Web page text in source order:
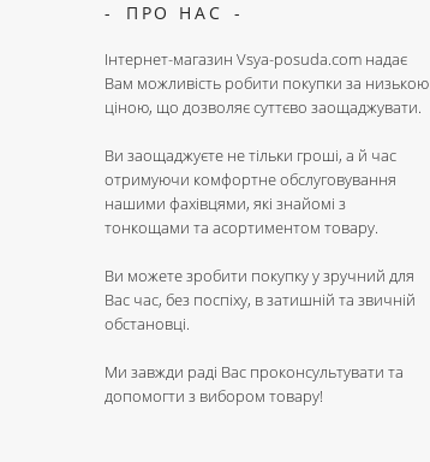
ПРО НАС
Інтернет-магазин Vsya-posuda.com надає
Вам можливість робити покупки за низькою
ціною, що дозволяє суттєво заощаджувати.
Ви заощаджуєте не тільки гроші, а й час
отримуючи комфортне обслуговування
нашими фахівцями, які знайомі з
тонкощами та асортиментом товару.
Ви можете зробити покупку у зручний для
Вас час, без поспіху, в затишній та звичній
обстановці.
Ми завжди раді Вас проконсультувати та
допомогти з вибором товару!